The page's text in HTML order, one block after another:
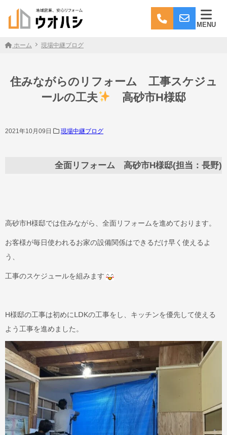
MENU
ホーム 現場中継ブログ
住みながらのリフォーム 工事スケジュ
ールの工夫
高砂市H様邸
2021年10月09日 現場中継ブログ
全面リフォーム 高砂市H様邸(担当：長野)
高砂市H様邸では住みながら、全面リフォームを進めております。
お客様が毎日使われるお家の設備関係はできるだけ早く使えるよ
う、
工事のスケジュールを組みます
H様邸の工事は初めにⅬⅮKの工事をし、キッチンを優先して使える
よう工事を進めました。